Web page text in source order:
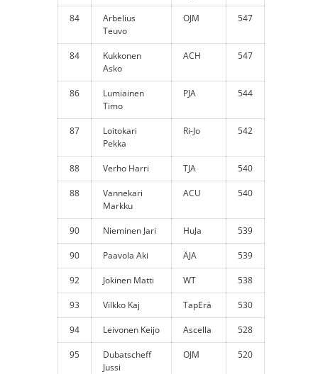
84
Arbelius
Teuvo
OJM 547
84
Kukkonen
Asko
ACH 547
86
Lumiainen
Timo
PJA 544
87
Loitokari
Pekka
Ri-Jo 542
88 Verho Harri TJA 540
88
Vannekari
Markku
ACU 540
90 Nieminen Jari HuJa 539
90 Paavola Aki ÄJA 539
92 Jokinen Matti WT 538
93 Vilkko Kaj TapErä 530
94 Leivonen Keijo Ascella 528
95
Dubatscheff
Jussi
OJM 520